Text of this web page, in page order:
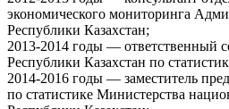
экономического мониторинга
Республики Казахстан;
2013-2014 годы — ответственный
Республики Казахстан по
2014-2016 годы — заместитель
по статистике Министерства